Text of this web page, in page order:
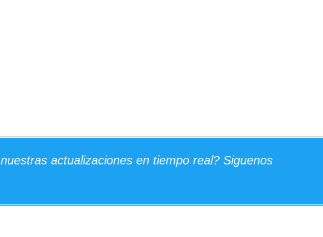
actualizaciones en tiempo real? Siguenos